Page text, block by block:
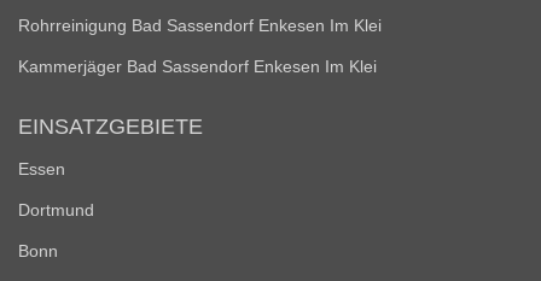
Rohrreinigung Bad Sassendorf Enkesen Im Klei
Kammerjäger Bad Sassendorf Enkesen Im Klei
EINSATZGEBIETE
Essen
Dortmund
Bonn